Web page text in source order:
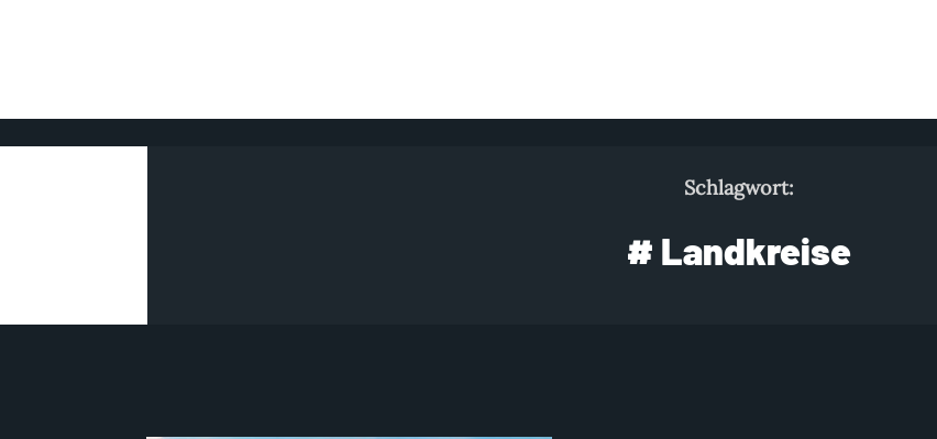
Schlagwort:
# Landkreise